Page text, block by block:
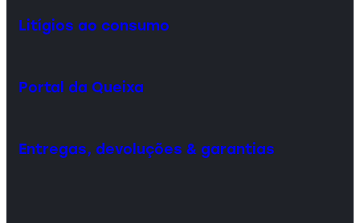
Litígios ao consumo
Portal da Queixa
Entregas, devoluções & garantias